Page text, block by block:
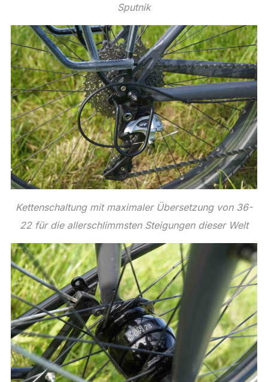
Sputnik
Kettenschaltung mit maximaler Übersetzung von 36-
22 für die allerschlimmsten Steigungen dieser Welt